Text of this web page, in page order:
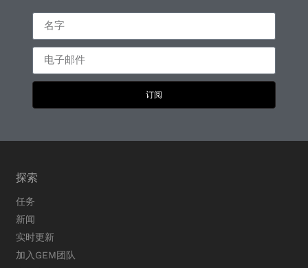
订阅
探索
任务
新闻
实时更新
加入GEM团队